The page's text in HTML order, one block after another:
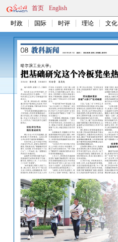
首页 English
时政 国际 时评 理论 文化